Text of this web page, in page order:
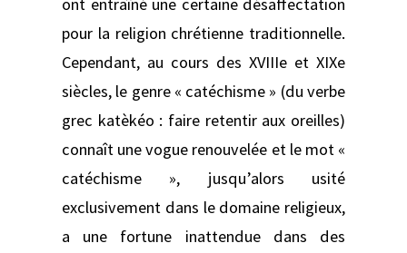
pour la religion chrétienne traditionnelle.
Cependant, au cours des XVIIIe et XIXe
siècles, le genre « catéchisme » (du verbe
grec katèkéo : faire retentir aux oreilles)
connaît une vogue renouvelée et le mot «
catéchisme », jusqu’alors usité
exclusivement dans le domaine religieux,
a une fortune inattendue dans des